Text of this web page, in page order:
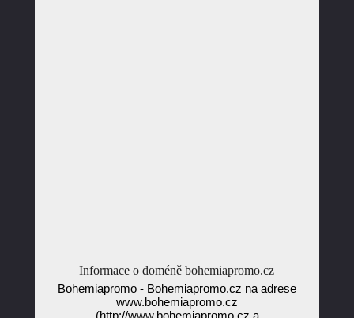
Informace o doméně bohemiapromo.cz
Bohemiapromo - Bohemiapromo.cz na adrese
www.bohemiapromo.cz
(http://www.bohemiapromo.cz a